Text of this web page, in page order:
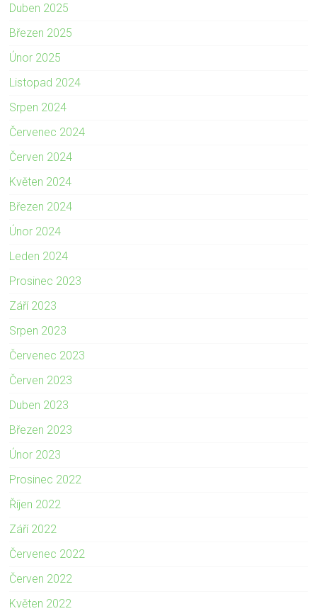
Duben 2025
Březen 2025
Únor 2025
Listopad 2024
Srpen 2024
Červenec 2024
Červen 2024
Květen 2024
Březen 2024
Únor 2024
Leden 2024
Prosinec 2023
Září 2023
Srpen 2023
Červenec 2023
Červen 2023
Duben 2023
Březen 2023
Únor 2023
Prosinec 2022
Říjen 2022
Září 2022
Červenec 2022
Červen 2022
Květen 2022